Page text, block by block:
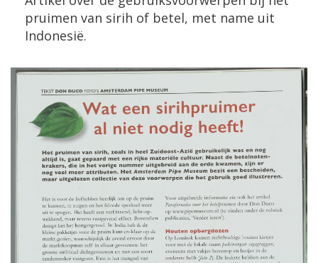
pruimen van sirih of betel, met name uit
Indonesië.